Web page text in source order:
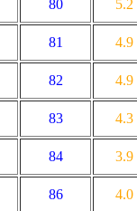
80
5.2
81
4.9
82
4.9
83
4.3
84
3.9
86
4.0